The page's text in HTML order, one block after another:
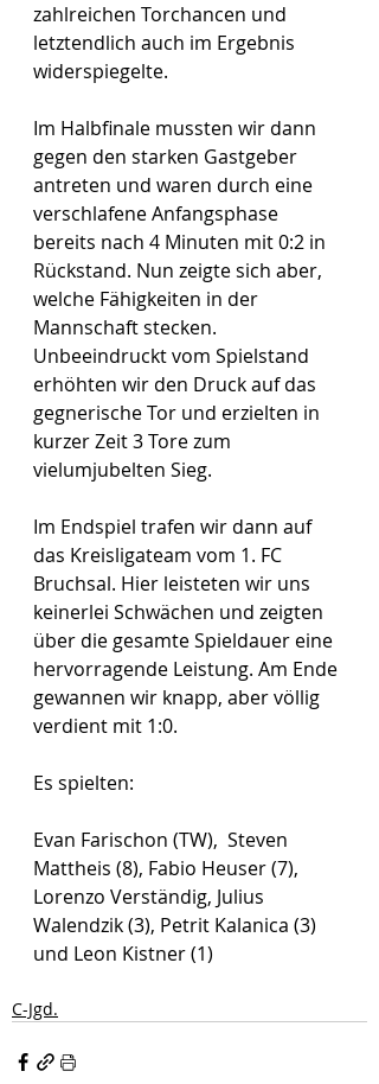
zahlreichen Torchancen und
letztendlich auch im Ergebnis
widerspiegelte.
Im Halbfinale mussten wir dann
gegen den starken Gastgeber
antreten und waren durch eine
verschlafene Anfangsphase
bereits nach 4 Minuten mit 0:2 in
Rückstand. Nun zeigte sich aber,
welche Fähigkeiten in der
Mannschaft stecken.
Unbeeindruckt vom Spielstand
erhöhten wir den Druck auf das
gegnerische Tor und erzielten in
kurzer Zeit 3 Tore zum
vielumjubelten Sieg.
Im Endspiel trafen wir dann auf
das Kreisligateam vom 1. FC
Bruchsal. Hier leisteten wir uns
keinerlei Schwächen und zeigten
über die gesamte Spieldauer eine
hervorragende Leistung. Am Ende
gewannen wir knapp, aber völlig
verdient mit 1:0.
Es spielten:
Evan Farischon (TW),  Steven
Mattheis (8), Fabio Heuser (7),
Lorenzo Verständig, Julius
Walendzik (3), Petrit Kalanica (3)
und Leon Kistner (1)
C-Jgd.